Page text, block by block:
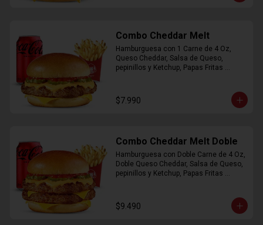
Combo Cheddar Melt
Hamburguesa con 1 Carne de 4 Oz,
Queso Cheddar, Salsa de Queso,
pepinillos y Ketchup, Papas Fritas
$7.990
Combo Cheddar Melt Doble
Hamburguesa con Doble Carne de 4 Oz,
Doble Queso Cheddar, Salsa de Queso,
pepinillos y Ketchup, Papas Fritas
$9.490